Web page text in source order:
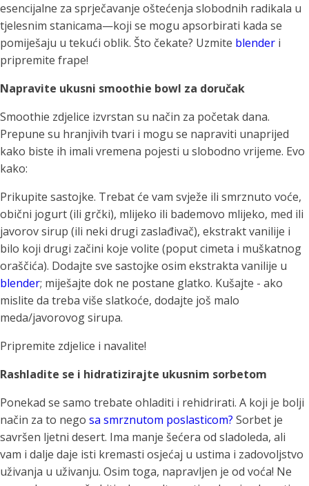
esencijalne za sprječavanje oštećenja slobodnih radikala u
tjelesnim stanicama—koji se mogu apsorbirati kada se
pomiješaju u tekući oblik. Što čekate? Uzmite blender i
pripremite frape!
Napravite ukusni smoothie bowl za doručak
Smoothie zdjelice izvrstan su način za početak dana.
Prepune su hranjivih tvari i mogu se napraviti unaprijed
kako biste ih imali vremena pojesti u slobodno vrijeme. Evo
kako:
Prikupite sastojke. Trebat će vam svježe ili smrznuto voće,
obični jogurt (ili grčki), mlijeko ili bademovo mlijeko, med ili
javorov sirup (ili neki drugi zaslađivač), ekstrakt vanilije i
bilo koji drugi začini koje volite (poput cimeta i muškatnog
oraščića). Dodajte sve sastojke osim ekstrakta vanilije u
blender; miješajte dok ne postane glatko. Kušajte - ako
mislite da treba više slatkoće, dodajte još malo
meda/javorovog sirupa.
Pripremite zdjelice i navalite!
Rashladite se i hidratizirajte ukusnim sorbetom
Ponekad se samo trebate ohladiti i rehidrirati. A koji je bolji
način za to nego sa smrznutom poslasticom? Sorbet je
savršen ljetni desert. Ima manje šećera od sladoleda, ali
vam i dalje daje isti kremasti osjećaj u ustima i zadovoljstvo
uživanja u uživanju. Osim toga, napravljen je od voća! Ne